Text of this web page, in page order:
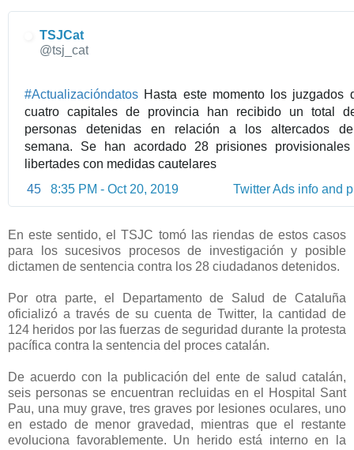
TSJCat
@tsj_cat
#Actualizacióndatos Hasta este momento los juzgados
cuatro capitales de provincia han recibido un total
personas detenidas en relación a los altercados
semana. Se han acordado 28 prisiones
libertades con medidas cautelares
45
8:35 PM - Oct 20, 2019 Twitter Ads info and
En este sentido, el TSJC tomó las riendas de estos casos
para los sucesivos procesos de investigación y posible
dictamen de sentencia contra los 28 ciudadanos detenidos.
Por otra parte, el Departamento de Salud de Cataluña
oficializó a través de su cuenta de Twitter, la cantidad de
124 heridos por las fuerzas de seguridad durante la protesta
pacífica contra la sentencia del proces catalán.
De acuerdo con la publicación del ente de salud catalán,
seis personas se encuentran recluidas en el Hospital Sant
Pau, una muy grave, tres graves por lesiones oculares, uno
en estado de menor gravedad, mientras que el restante
evoluciona favorablemente. Un herido está interno en la